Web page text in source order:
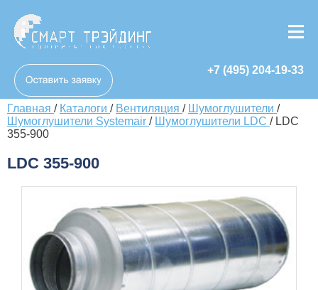
+7 (495) 204-19-33
Главная / Каталоги / Вентиляция / Шумоглушители /
Шумоглушители Systemair / Шумоглушители LDC / LDC
355-900
LDC 355-900